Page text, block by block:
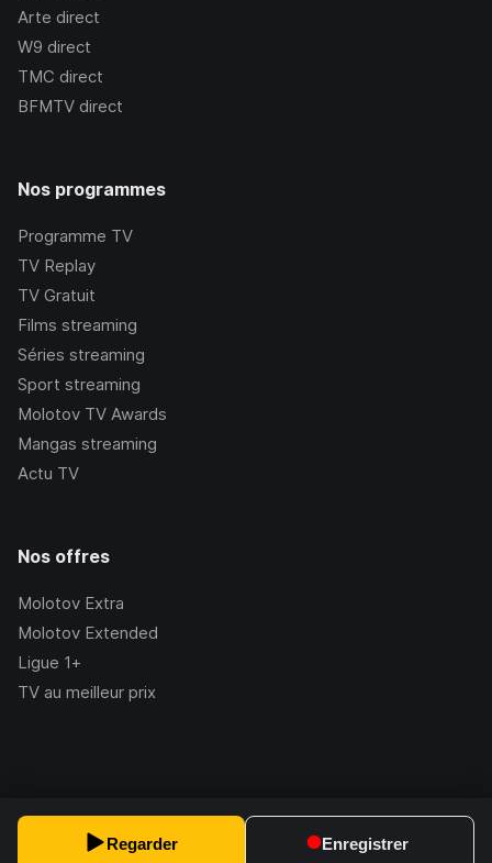
Regarder Enregistrer
Arte direct
W9 direct
TMC direct
BFMTV direct
Nos programmes
Programme TV
TV Replay
TV Gratuit
Films streaming
Séries streaming
Sport streaming
Molotov TV Awards
Mangas streaming
Actu TV
Nos offres
Molotov Extra
Molotov Extended
Ligue 1+
TV au meilleur prix
2.228.1